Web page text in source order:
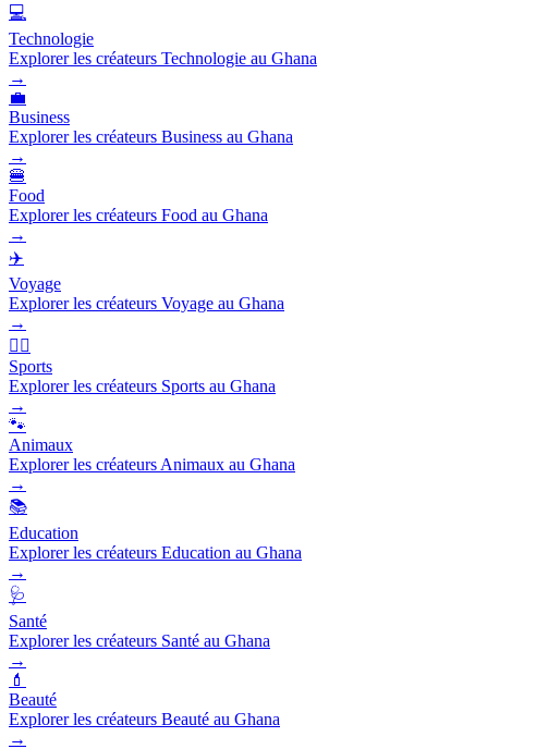
💻
Technologie
Explorer les créateurs Technologie au Ghana
→
💼
Business
Explorer les créateurs Business au Ghana
→
🍔
Food
Explorer les créateurs Food au Ghana
→
✈️
Voyage
Explorer les créateurs Voyage au Ghana
→
🏃‍♂️
Sports
Explorer les créateurs Sports au Ghana
→
🐾
Animaux
Explorer les créateurs Animaux au Ghana
→
📚
Education
Explorer les créateurs Education au Ghana
→
🩺
Santé
Explorer les créateurs Santé au Ghana
→
💄
Beauté
Explorer les créateurs Beauté au Ghana
→